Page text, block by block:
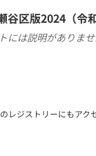
谷区版2024（令
には説明がありま
レジストリーにもアク